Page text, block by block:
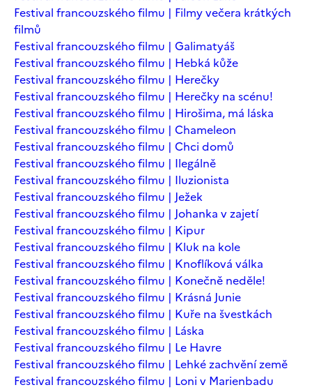
Festival francouzského filmu | Filmy večera krátkých
filmů
Festival francouzského filmu | Galimatyáš
Festival francouzského filmu | Hebká kůže
Festival francouzského filmu | Herečky
Festival francouzského filmu | Herečky na scénu!
Festival francouzského filmu | Hirošima, má láska
Festival francouzského filmu | Chameleon
Festival francouzského filmu | Chci domů
Festival francouzského filmu | Ilegálně
Festival francouzského filmu | Iluzionista
Festival francouzského filmu | Ježek
Festival francouzského filmu | Johanka v zajetí
Festival francouzského filmu | Kipur
Festival francouzského filmu | Kluk na kole
Festival francouzského filmu | Knoflíková válka
Festival francouzského filmu | Konečně neděle!
Festival francouzského filmu | Krásná Junie
Festival francouzského filmu | Kuře na švestkách
Festival francouzského filmu | Láska
Festival francouzského filmu | Le Havre
Festival francouzského filmu | Lehké zachvění země
Festival francouzského filmu | Loni v Marienbadu